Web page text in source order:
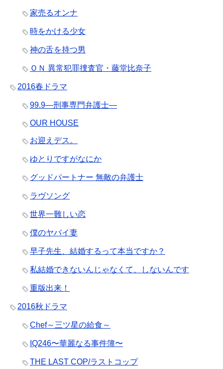
家売るオンナ
時をかける少女
神の舌を持つ男
ＯＮ 異常犯罪捜査官・藤堂比奈子
2016春ドラマ
99.9―刑事専門弁護士―
OUR HOUSE
お迎えデス。
ゆとりですがなにか
グッドパートナー 無敵の弁護士
ラヴソング
世界一難しい恋
僕のヤバイ妻
早子先生、結婚するって本当ですか？
私結婚できないんじゃなくて、しないんです
重版出来！
2016秋ドラマ
Chef～三ツ星の給食～
IQ246〜華麗なる事件簿〜
THE LAST COP/ラストコップ